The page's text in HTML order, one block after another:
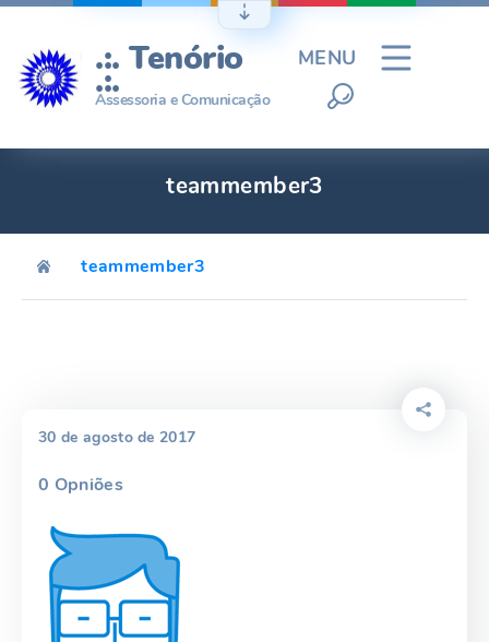
Ir
conteúdo
.:. Tenório
.:.
Assessoria e Comunicação
MENU
teammember3
teammember3
30 de agosto de 2017
0 Opniões